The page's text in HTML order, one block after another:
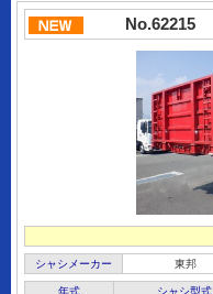
No.62215
シャシメーカー 東邦